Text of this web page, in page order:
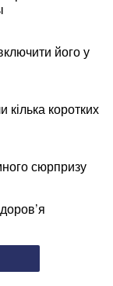
його у
кілька коротких
сюрпризу